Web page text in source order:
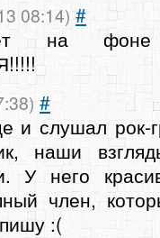
08:14) #
на
#
и слушал рок-
наши
У него
член,
:(